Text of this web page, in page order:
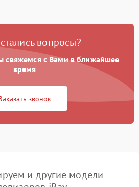
вопросы?
свяжемся с Вами в ближайшее
время
звонок
и другие модели